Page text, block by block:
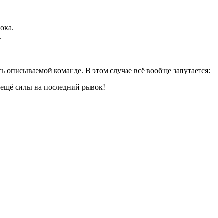
описываемой команде. В этом случае всё вообще запутается:
силы на последний рывок!